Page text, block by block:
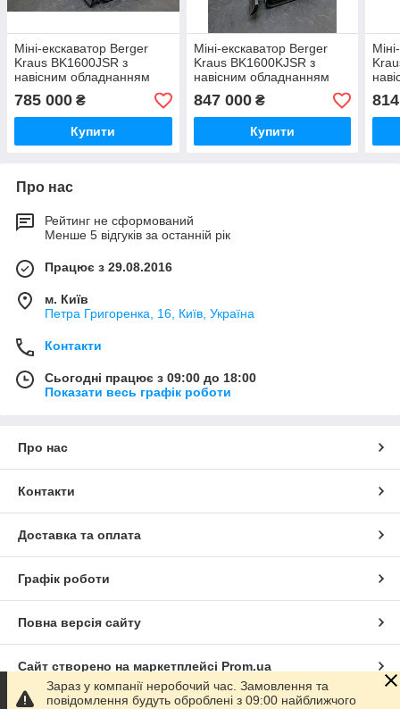
Міні-екскаватор Berger
Kraus BK1600JSR з
навісним обладнанням
для двигуна KUBOTA
785 000 ₴
Купити
Міні-екскаватор Berger
Kraus BK1600KJSR з
навісним обладнанням
для двигуна KUBOTA
847 000₴
Купити
для
Про нас
Рейтинг не сформований
Менше 5 відгуків за останній рік
Працює з 29.08.2016
м. Київ
Петра Григоренка, 16, Київ, Україна
Контакти
Сьогодні працює з 09:00 до 18:00
Показати весь графік роботи
Про нас
Контакти
Доставка та оплата
Графік роботи
Повна версія сайту
Сайт створено на маркетплейсі Prom.ua
Зараз у компанії неробочий час. Замовлення та
повідомлення будуть оброблені з 09:00 найближчого